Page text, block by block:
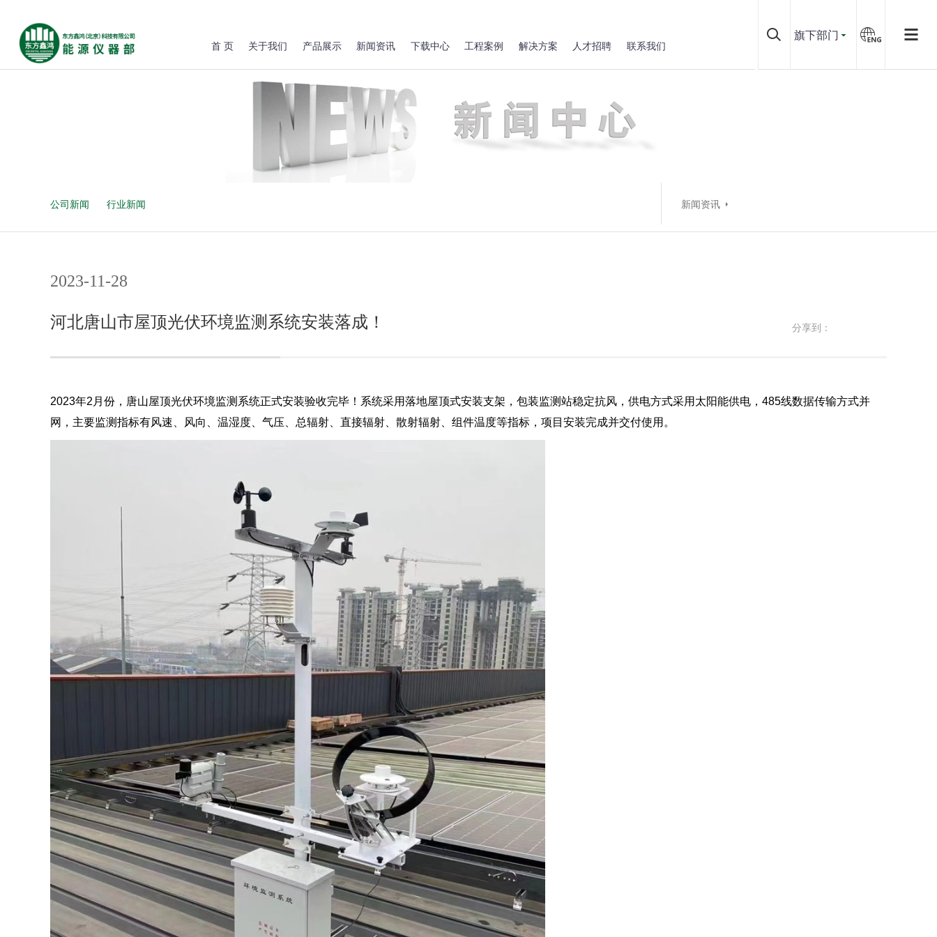
首 页 关于我们 产品展示 新闻资讯 下载中心 工程案例 解决方案 人才招聘 联系我们
旗下部门
公司新闻 行业新闻 新闻资讯
2023-11-28
河北唐山市屋顶光伏环境监测系统安装落成！ 分享到：
2023年2月份，唐山屋顶光伏环境监测系统正式安装验收完毕！系统采用落地屋顶式安装支架，包装监测站稳定抗风，供电方式采用太阳能供电，485线数据传输方式并
网，主要监测指标有风速、风向、温湿度、气压、总辐射、直接辐射、散射辐射、组件温度等指标，项目安装完成并交付使用。